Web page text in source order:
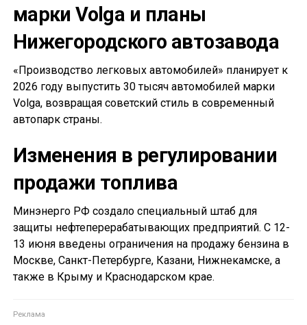
марки Volga и планы
Нижегородского автозавода
«Производство легковых автомобилей» планирует к
2026 году выпустить 30 тысяч автомобилей марки
Volga, возвращая советский стиль в современный
автопарк страны.
Изменения в регулировании
продажи топлива
Минэнерго РФ создало специальный штаб для
защиты нефтеперерабатывающих предприятий. С 12-
13 июня введены ограничения на продажу бензина в
Москве, Санкт-Петербурге, Казани, Нижнекамске, а
также в Крыму и Краснодарском крае.